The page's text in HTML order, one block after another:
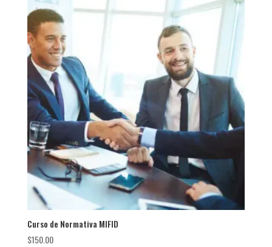
Curso de Normativa MIFID
$150.00